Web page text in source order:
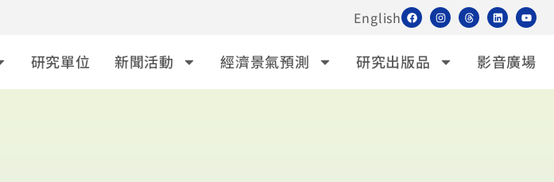
English
研究單位 新聞活動 經濟景氣預測 研究出版品 影音廣場